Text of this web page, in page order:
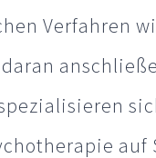
Verfahren
auf